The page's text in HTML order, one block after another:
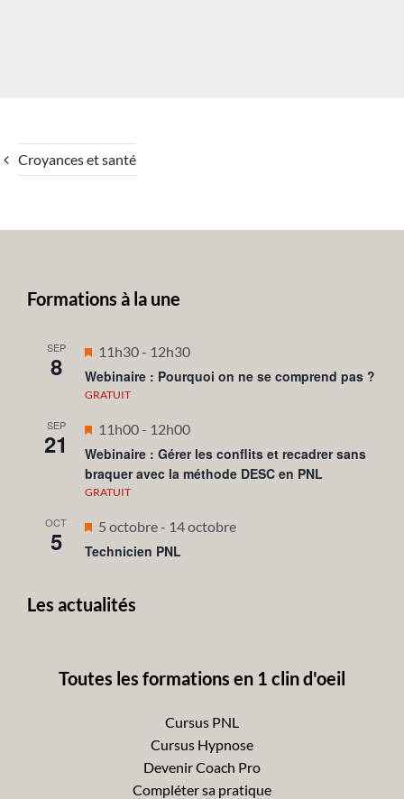
Croyances et santé
Formations à la une
SEP
8
Mis
en
avant
11h30- 12h30
Webinaire : Pourquoi on ne se comprend pas ?
GRATUIT
SEP
21
Mis
en
avant
11h00- 12h00
Webinaire : Gérer les conflits et recadrer sans
braquer avec la méthode DESC en PNL
GRATUIT
OCT
5
Mis
en
5 octobre- 14 octobre
Technicien PNL
Les actualités
Toutes les formations en 1 clin d'oeil
Cursus PNL
Cursus Hypnose
Devenir Coach Pro
Compléter sa pratique